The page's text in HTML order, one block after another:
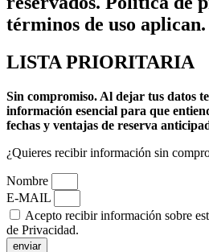
términos de uso aplican.
LISTA PRIORITARIA
Sin compromiso. Al dejar tus datos
información esencial para que
fechas y ventajas de reserva
¿Quieres recibir información sin
Nombre
E-MAIL
Acepto recibir información sobre
de Privacidad.
enviar